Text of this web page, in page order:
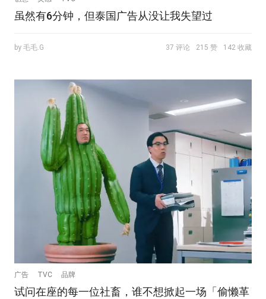
虽然有6分钟，但泰国广告从没让我失望过
by 毛毛.G 37 评论 215 赞 142 收藏
广告 TVC 品牌
试问在座的每一位社畜，谁不想掀起一场「偷懒革